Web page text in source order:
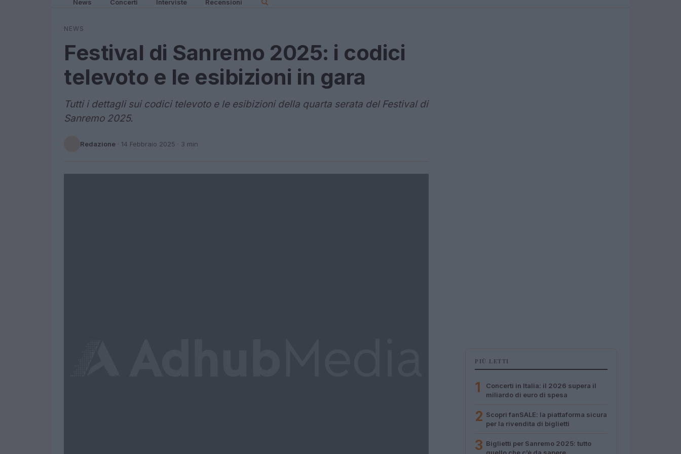
News Concerti Interviste Recensioni
NEWS
Festival di Sanremo 2025: i codici
televoto e le esibizioni in gara
Tutti i dettagli sui codici televoto e le esibizioni della quarta serata del Festival di
Sanremo 2025.
Redazione · 14 Febbraio 2025 · 3 min
PIÙ LETTI
1
Concerti in Italia: il 2026 supera il
miliardo di euro di spesa
2 Scopri fanSALE: la piattaforma sicura
per la rivendita di biglietti
3 Biglietti per Sanremo 2025: tutto